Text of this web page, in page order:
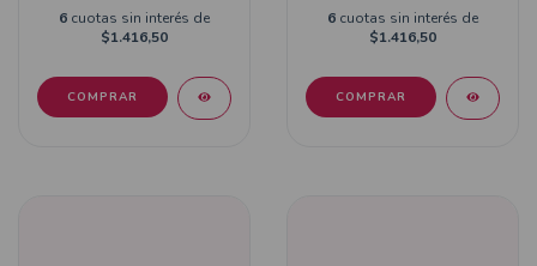
6 cuotas sin interés de
$1.416,50
6 cuotas sin interés de
$1.416,50